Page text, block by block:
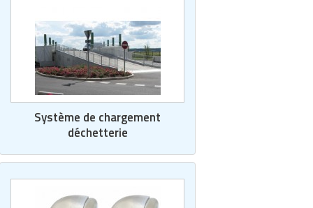
Système de chargement
déchetterie